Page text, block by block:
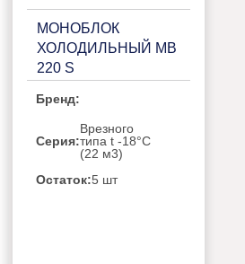
МОНОБЛОК
ХОЛОДИЛЬНЫЙ MB
220 S
Бренд:
Серия:
Врезного
типа t -18°C
(22 м3)
Остаток:5 шт